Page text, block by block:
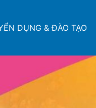
DỤNG & ĐÀO TẠO